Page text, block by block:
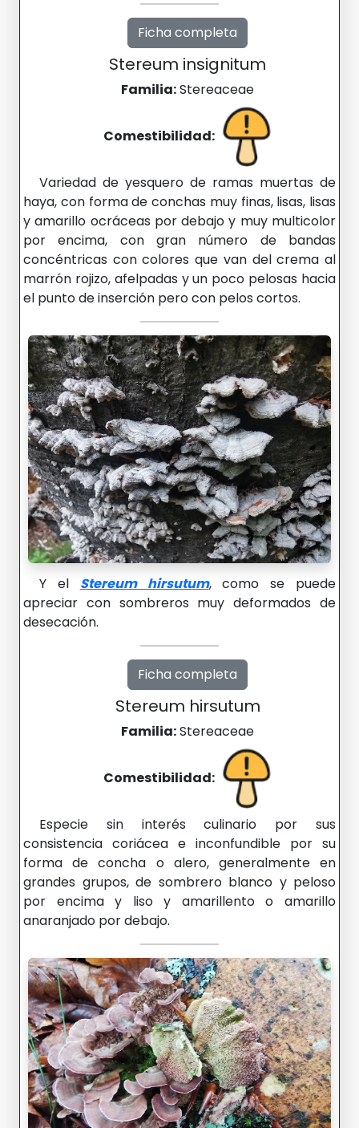
Ficha completa
Stereum insignitum
Familia:Stereaceae
Comestibilidad:
Variedad de yesquero de ramas muertas de
haya, con forma de conchas muy finas, lisas, lisas
y amarillo ocráceas por debajo y muy multicolor
por encima, con gran número de bandas
concéntricas con colores que van del crema al
marrón rojizo, afelpadas y un poco pelosas hacia
el punto de inserción pero con pelos cortos.
Y el Stereum hirsutum, como se puede
apreciar con sombreros muy deformados de
desecación.
Ficha completa
Stereum hirsutum
Familia:Stereaceae
Comestibilidad:
Especie sin interés culinario por sus
consistencia coriácea e inconfundible por su
forma de concha o alero, generalmente en
grandes grupos, de sombrero blanco y peloso
por encima y liso y amarillento o amarillo
anaranjado por debajo.